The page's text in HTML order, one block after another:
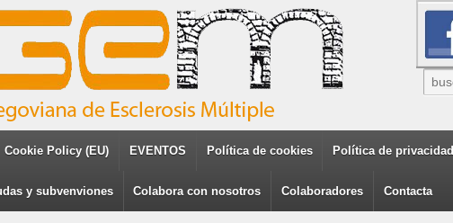
Cookie Policy (EU) EVENTOS Política de cookies Política de privacidad
y subvenviones Colabora con nosotros Colaboradores Contacta